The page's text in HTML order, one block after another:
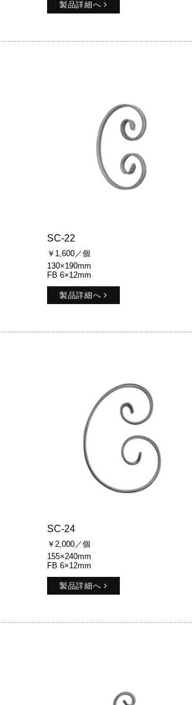
製品詳細へ
SC-22
￥1,600／個
130×190mm
FB 6×12mm
製品詳細へ
SC-24
￥2,000／個
155×240mm
FB 6×12mm
製品詳細へ